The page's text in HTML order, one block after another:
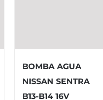
BOMBA AGUA
NISSAN SENTRA
B13-B14 16V